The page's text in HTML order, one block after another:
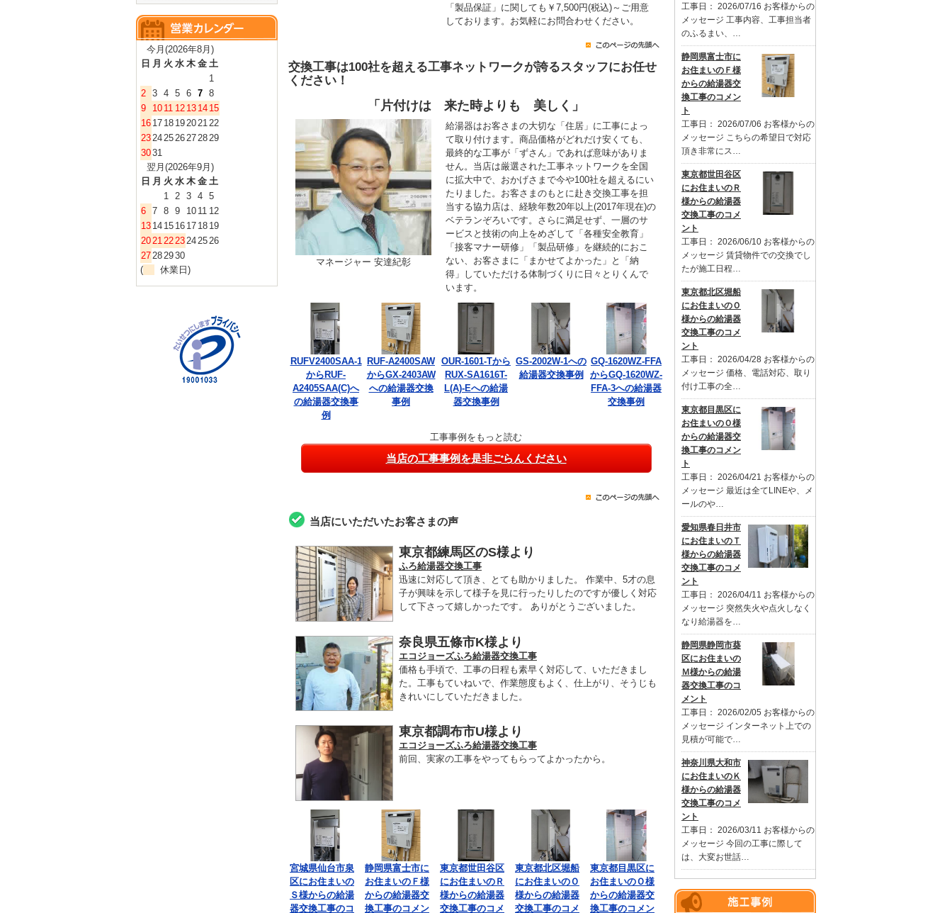
今月(2026年8月)
日 月 火 水 木 金 土
1
2 3 4 5 6 7 8
9
10 11 12 13 14 15
16 17 18 19202122
23242526272829
3031
翌月(2026年9月)
日 月 火 水 木 金 土
1 2 3 4 5
6 7 8 9 10 11 12
13 14 15 16 17 18 19
20212223242526
27282930
(
休業日)
工事日： 2026/07/16 お客様からの
メッセージ 工事内容、工事担当者
のふるまい、…
静岡県富士市に
お住まいのＦ様
からの給湯器交
換工事のコメン
ト
工事日： 2026/07/06 お客様からの
メッセージ こちらの希望日で対応
頂き非常にス…
東京都世田谷区
にお住まいのＲ
様からの給湯器
交換工事のコメ
ント
工事日： 2026/06/10 お客様からの
メッセージ 賃貸物件での交換でし
たが施工日程…
東京都北区堀船
にお住まいのＯ
様からの給湯器
交換工事のコメ
ント
工事日： 2026/04/28 お客様からの
メッセージ 価格、電話対応、取り
付け工事の全…
東京都目黒区に
お住まいのＯ様
からの給湯器交
換工事のコメン
ト
工事日： 2026/04/21 お客様からの
メッセージ 最近は全てLINEや、メ
ールのや…
愛知県春日井市
にお住まいのＴ
様からの給湯器
交換工事のコメ
ント
工事日： 2026/04/11 お客様からの
メッセージ 突然失火や点火しなく
なり給湯器を…
静岡県静岡市葵
区にお住まいの
Ｍ様からの給湯
器交換工事のコ
メント
工事日： 2026/02/05 お客様からの
メッセージ インターネット上での
見積が可能で…
神奈川県大和市
にお住まいのＫ
様からの給湯器
交換工事のコメ
ント
工事日： 2026/03/11 お客様からの
メッセージ 今回の工事に際して
は、大変お世話…
「製品保証」に関しても￥7,500円(税込)～ご用意
しております。お気軽にお問合わせください。
交換工事は100社を超える工事ネットワークが誇るスタッフにお任せ
ください！
「片付けは 来た時よりも 美しく」
マネージャー 安達紀彰
給湯器はお客さまの大切な「住居」に工事によっ
て取り付けます。商品価格がどれだけ安くても、
最終的な工事が「ずさん」であれば意味がありま
せん。当店は厳選された工事ネットワークを全国
に拡大中で、おかげさまで今や100社を超えるにい
たりました。お客さまのもとに赴き交換工事を担
当する協力店は、経験年数20年以上(2017年現在)の
ベテランぞろいです。さらに満足せず、一層のサ
ービスと技術の向上をめざして「各種安全教育」
「接客マナー研修」「製品研修」を継続的におこ
ない、お客さまに「まかせてよかった」と「納
得」していただける体制づくりに日々とりくんで
います。
RUFV2400SAA-1
からRUF-
A2405SAA(C)へ
の給湯器交換事
例
RUF-A2400SAW
からGX-2403AW
への給湯器交換
事例
OUR-1601-Tから
RUX-SA1616T-
L(A)-Eへの給湯
器交換事例
GS-2002W-1への
給湯器交換事例
GQ-1620WZ-FFA
からGQ-1620WZ-
FFA-3への給湯器
交換事例
工事事例をもっと読む
当店の工事事例を是非ごらんください
当店にいただいたお客さまの声
東京都練馬区のS様より
ふろ給湯器交換工事
迅速に対応して頂き、とても助かりました。 作業中、5才の息
子が興味を示して様子を見に行ったりしたのですが優しく対応
して下さって嬉しかったです。 ありがとうございました。
奈良県五條市K様より
エコジョーズふろ給湯器交換工事
価格も手頃で、工事の日程も素早く対応して、いただきまし
た。工事もていねいで、作業態度もよく、仕上がり、そうじも
きれいにしていただきました。
東京都調布市U様より
エコジョーズふろ給湯器交換工事
前回、実家の工事をやってもらってよかったから。
宮城県仙台市泉
区にお住まいの
Ｓ様からの給湯
器交換工事のコ
静岡県富士市に
お住まいのＦ様
からの給湯器交
換工事のコメン
東京都世田谷区
にお住まいのＲ
様からの給湯器
交換工事のコメ
東京都北区堀船
にお住まいのＯ
様からの給湯器
交換工事のコメ
東京都目黒区に
お住まいのＯ様
からの給湯器交
換工事のコメン